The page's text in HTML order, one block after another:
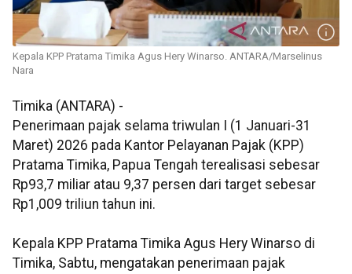
Kepala KPP Pratama Timika Agus Hery Winarso. ANTARA/Marselinus
Nara
Timika (ANTARA) -
Penerimaan pajak selama triwulan I (1 Januari-31
Maret) 2026 pada Kantor Pelayanan Pajak (KPP)
Pratama Timika, Papua Tengah terealisasi sebesar
Rp93,7 miliar atau 9,37 persen dari target sebesar
Rp1,009 triliun tahun ini.
Kepala KPP Pratama Timika Agus Hery Winarso di
Timika, Sabtu, mengatakan penerimaan pajak